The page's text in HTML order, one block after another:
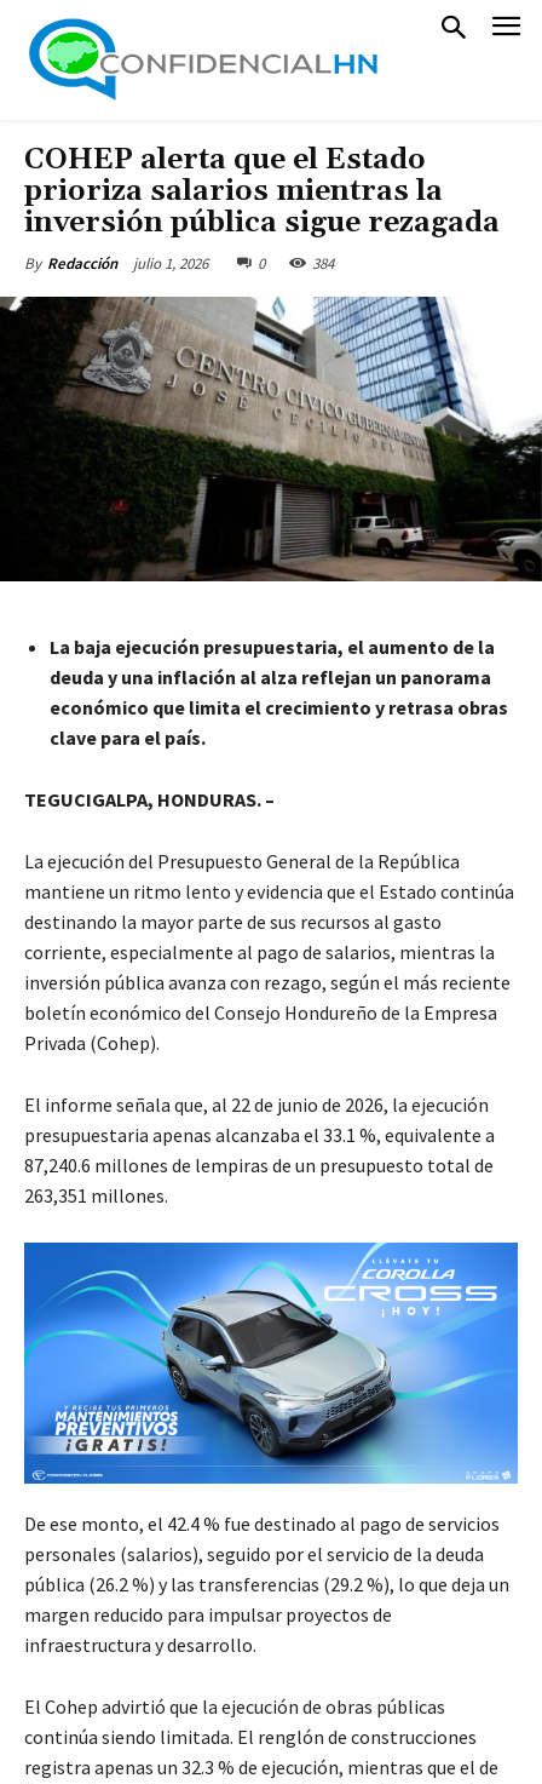
COHEP alerta que el Estado
prioriza salarios mientras la
inversión pública sigue rezagada
By Redacción julio 1, 2026 0 384
La baja ejecución presupuestaria, el aumento de la
deuda y una inflación al alza reflejan un panorama
económico que limita el crecimiento y retrasa obras
clave para el país.
TEGUCIGALPA, HONDURAS. –
La ejecución del Presupuesto General de la República
mantiene un ritmo lento y evidencia que el Estado continúa
destinando la mayor parte de sus recursos al gasto
corriente, especialmente al pago de salarios, mientras la
inversión pública avanza con rezago, según el más reciente
boletín económico del Consejo Hondureño de la Empresa
Privada (Cohep).
El informe señala que, al 22 de junio de 2026, la ejecución
presupuestaria apenas alcanzaba el 33.1 %, equivalente a
87,240.6 millones de lempiras de un presupuesto total de
263,351 millones.
De ese monto, el 42.4 % fue destinado al pago de servicios
personales (salarios), seguido por el servicio de la deuda
pública (26.2 %) y las transferencias (29.2 %), lo que deja un
margen reducido para impulsar proyectos de
infraestructura y desarrollo.
El Cohep advirtió que la ejecución de obras públicas
continúa siendo limitada. El renglón de construcciones
registra apenas un 32.3 % de ejecución, mientras que el de